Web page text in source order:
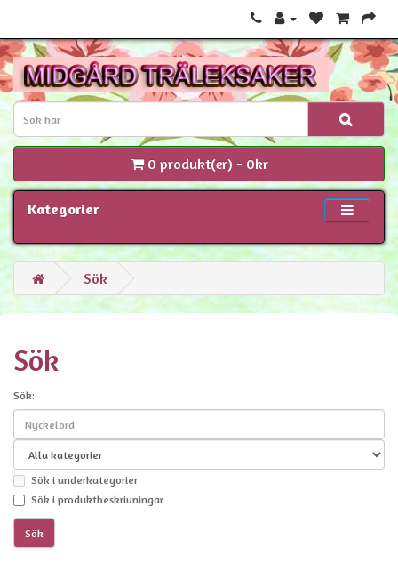
0 produkt(er) - 0kr
Kategorier
Sök
Sök
Sök:
Sök i underkategorier
Sök i produktbeskrivningar